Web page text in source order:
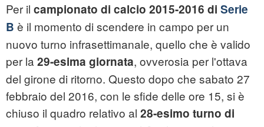
Per il campionato di calcio 2015-2016 di Serie
B è il momento di scendere in campo per un
nuovo turno infrasettimanale, quello che è valido
per la 29-esima giornata, ovverosia per l'ottava
del girone di ritorno. Questo dopo che sabato 27
febbraio del 2016, con le sfide delle ore 15, si è
chiuso il quadro relativo al 28-esimo turno di